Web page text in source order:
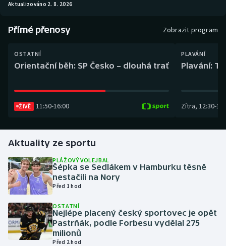
Curling
Florbal
Golf
Gymnastika
Házená
Jezdectví
Aktualizováno 2. 8. 2026
Přímé přenosy Zobrazit program
OSTATNÍ
Orientační běh: SP Česko – dlouhá trať
ŽIVĚ 11:50-16:00
PLAVÁNÍ
Plavání:
Zítra, 12:30-
Aktuality ze sportu
PLÁŽOVÝ VOLEJBAL
Šépka se Sedlákem v Hamburku těsně
nestačili na Nory
Před 1 hod
OSTATNÍ
Nejlépe placený český sportovec je opět
Pastrňák, podle Forbesu vydělal 275
milionů
Před 2 hod